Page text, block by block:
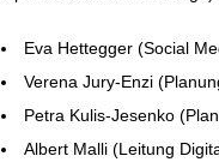
Eva Hettegger (Social
Verena Jury-Enzi
Petra Kulis-Jesenko
Albert Malli (Leitung